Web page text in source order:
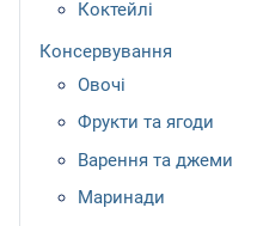
Коктейлі
Консервування
Овочі
Фрукти та ягоди
Варення та джеми
Маринади